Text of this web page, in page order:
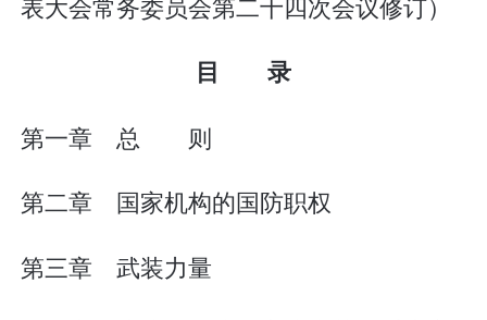
目 录
第一章 总 则
第二章 国家机构的国防职权
第三章 武装力量